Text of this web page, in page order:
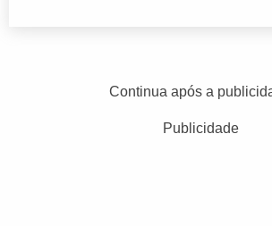
Continua após a
Publicidade